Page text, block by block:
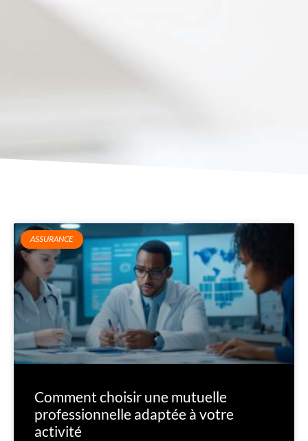
ASSURANCE
Comment choisir une mutuelle
professionnelle adaptée à votre
activité